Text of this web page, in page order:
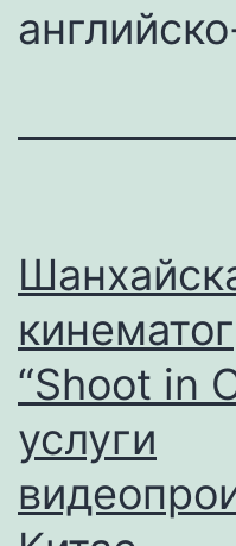
“Shoot in
услуги